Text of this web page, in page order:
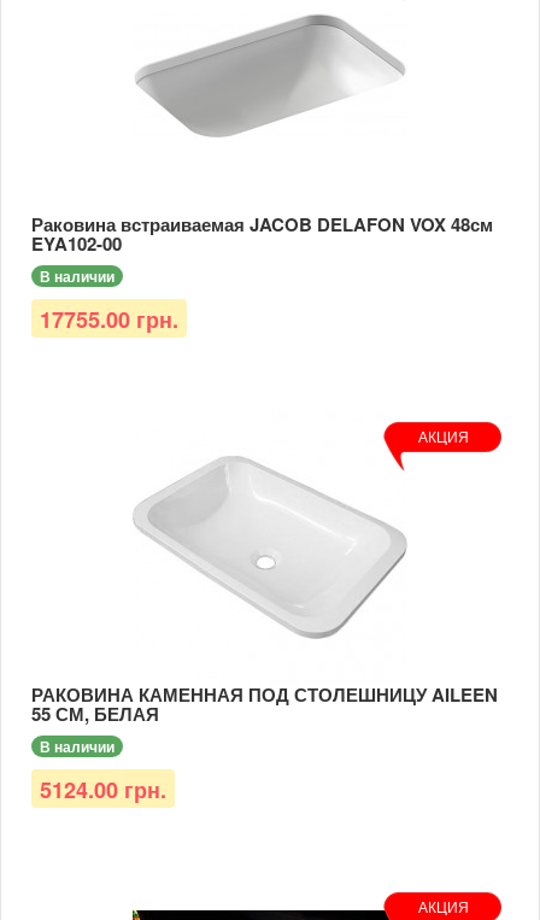
Раковина встраиваемая JACOB DELAFON VOX 48см
EYA102-00
В наличии
17755.00 грн.
АКЦИЯ
РАКОВИНА КАМЕННАЯ ПОД СТОЛЕШНИЦУ AILEEN
55 СМ, БЕЛАЯ
В наличии
5124.00 грн.
АКЦИЯ